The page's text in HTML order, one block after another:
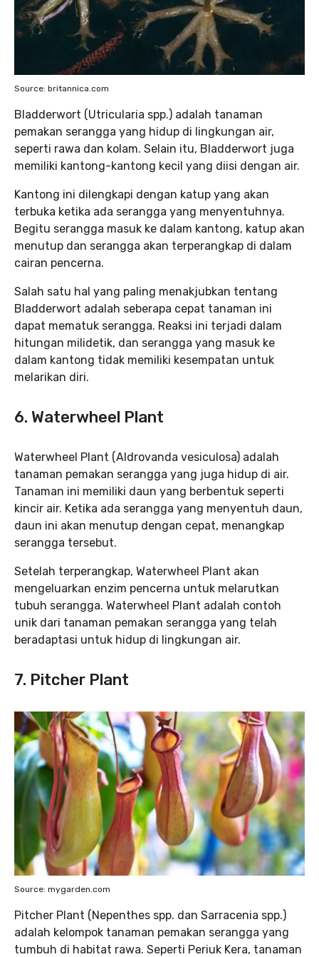
Source: britannica.com
Bladderwort (Utricularia spp.) adalah tanaman
pemakan serangga yang hidup di lingkungan air,
seperti rawa dan kolam. Selain itu, Bladderwort juga
memiliki kantong-kantong kecil yang diisi dengan air.
Kantong ini dilengkapi dengan katup yang akan
terbuka ketika ada serangga yang menyentuhnya.
Begitu serangga masuk ke dalam kantong, katup akan
menutup dan serangga akan terperangkap di dalam
cairan pencerna.
Salah satu hal yang paling menakjubkan tentang
Bladderwort adalah seberapa cepat tanaman ini
dapat mematuk serangga. Reaksi ini terjadi dalam
hitungan milidetik, dan serangga yang masuk ke
dalam kantong tidak memiliki kesempatan untuk
melarikan diri.
6. Waterwheel Plant
Waterwheel Plant (Aldrovanda vesiculosa) adalah
tanaman pemakan serangga yang juga hidup di air.
Tanaman ini memiliki daun yang berbentuk seperti
kincir air. Ketika ada serangga yang menyentuh daun,
daun ini akan menutup dengan cepat, menangkap
serangga tersebut.
Setelah terperangkap, Waterwheel Plant akan
mengeluarkan enzim pencerna untuk melarutkan
tubuh serangga. Waterwheel Plant adalah contoh
unik dari tanaman pemakan serangga yang telah
beradaptasi untuk hidup di lingkungan air.
7. Pitcher Plant
Source: mygarden.com
Pitcher Plant (Nepenthes spp. dan Sarracenia spp.)
adalah kelompok tanaman pemakan serangga yang
tumbuh di habitat rawa. Seperti Periuk Kera, tanaman